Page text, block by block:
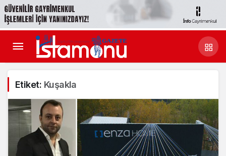
Etiket: Kuşakla